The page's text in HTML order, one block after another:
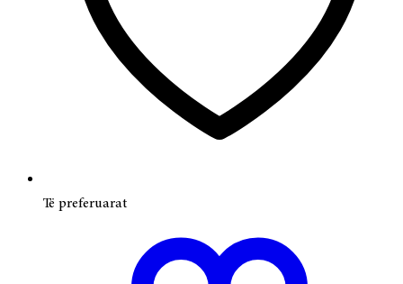
Të preferuarat